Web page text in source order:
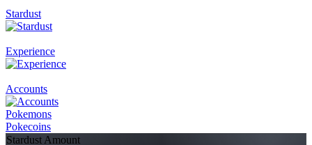
Stardust
Experience
Accounts
Pokemons
Pokecoins
Stardust Amount